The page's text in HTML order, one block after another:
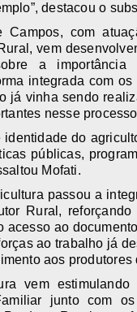
destacou o
com
vem
a importância
integrada com
já vinha sendo
nesse
do
públicas,
Mofati.
passou a
Rural, reforçando
acesso ao
ao trabalho já
aos produtores
vem
junto com